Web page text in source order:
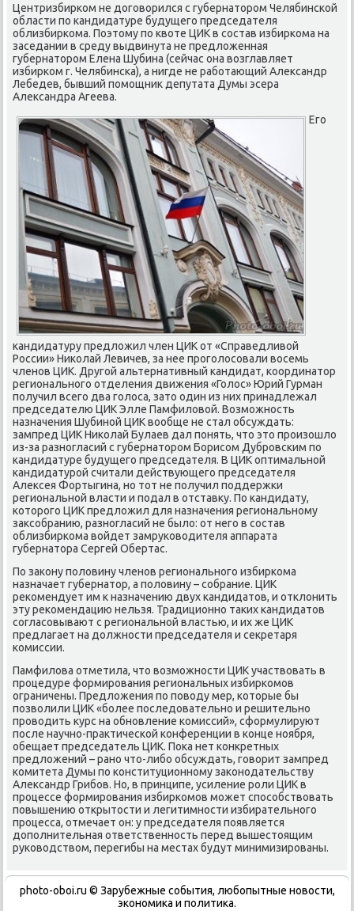
Центризбирком не договорился с губернатором Челябинской
области по кандидатуре будущего председателя
облизбиркома. Поэтому по квоте ЦИК в состав избиркома на
заседании в среду выдвинута не предложенная
губернатором Елена Шубина (сейчас она возглавляет
избирком г. Челябинска), а нигде не работающий Александр
Лебедев, бывший помощник депутата Думы эсера
Александра Агеева.
Его
кандидатуру предложил член ЦИК от «Справедливой
России» Николай Левичев, за нее проголосовали восемь
членов ЦИК. Другой альтернативный кандидат, координатор
регионального отделения движения «Голос» Юрий Гурман
получил всего два голоса, зато один из них принадлежал
председателю ЦИК Элле Памфиловой. Возможность
назначения Шубиной ЦИК вообще не стал обсуждать:
зампред ЦИК Николай Булаев дал понять, что это произошло
из-за разногласий с губернатором Борисом Дубровским по
кандидатуре будущего председателя. В ЦИК оптимальной
кандидатурой считали действующего председателя
Алексея Фортыгина, но тот не получил поддержки
региональной власти и подал в отставку. По кандидату,
которого ЦИК предложил для назначения региональному
заксобранию, разногласий не было: от него в состав
облизбиркома войдет замруководителя аппарата
губернатора Сергей Обертас.
По закону половину членов регионального избиркома
назначает губернатор, а половину – собрание. ЦИК
рекомендует им к назначению двух кандидатов, и отклонить
эту рекомендацию нельзя. Традиционно таких кандидатов
согласовывают с региональной властью, и их же ЦИК
предлагает на должности председателя и секретаря
комиссии.
Памфилова отметила, что возможности ЦИК участвовать в
процедуре формирования региональных избиркомов
ограничены. Предложения по поводу мер, которые бы
позволили ЦИК «более последовательно и решительно
проводить курс на обновление комиссий», сформулируют
после научно-практической конференции в конце ноября,
обещает председатель ЦИК. Пока нет конкретных
предложений – рано что-либо обсуждать, говорит зампред
комитета Думы по конституционному законодательству
Александр Грибов. Но, в принципе, усиление роли ЦИК в
процессе формирования избиркомов может способствовать
повышению открытости и легитимности избирательного
процесса, отмечает он: у председателя появляется
дополнительная ответственность перед вышестоящим
руководством, перегибы на местах будут минимизированы.
photo-oboi.ru © Зарубежные события, любопытные новости,
экономика и политика.